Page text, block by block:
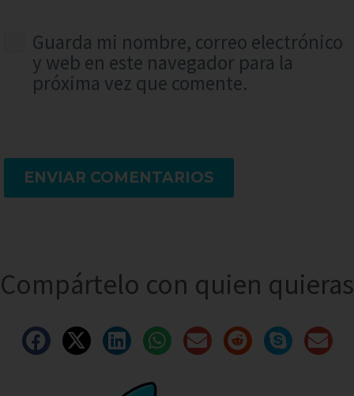
Guarda mi nombre, correo electrónico
y web en este navegador para la
próxima vez que comente.
ENVIAR COMENTARIOS
Compártelo con quien quieras